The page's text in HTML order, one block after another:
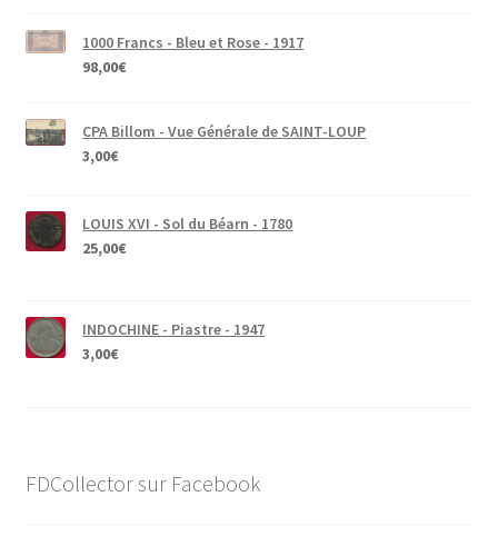
1000 Francs - Bleu et Rose - 1917
98,00€
CPA Billom - Vue Générale de SAINT-LOUP
3,00€
LOUIS XVI - Sol du Béarn - 1780
25,00€
INDOCHINE - Piastre - 1947
3,00€
FDCollector sur Facebook